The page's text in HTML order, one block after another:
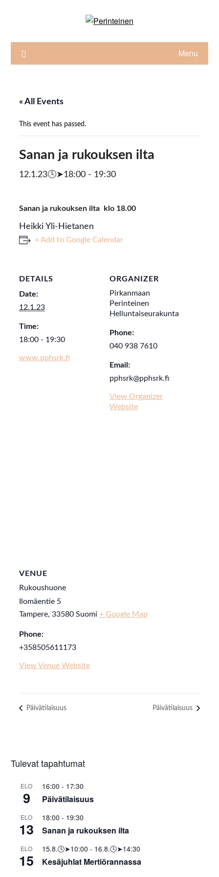
Menu
« All Events
This event has passed.
Sanan ja rukouksen ilta
12.1.23🕓➤18:00- 19:30
Sanan ja rukouksen ilta klo 18.00
Heikki Yli-Hietanen
+ Add to Google Calendar
DETAILS
Date:
12.1.23
Time:
18:00 - 19:30
www.pphsrk.fi
ORGANIZER
Pirkanmaan
Perinteinen
Helluntaiseurakunta
Phone:
040 938 7610
Email:
pphsrk@pphsrk.fi
View Organizer
Website
VENUE
Rukoushuone
Ilomäentie 5
Tampere, 33580 Suomi + Google Map
Phone:
+358505611173
View Venue Website
Päivätilaisuus Päivätilaisuus
Tulevat tapahtumat
ELO
9
16:00 - 17:30
Päivätilaisuus
ELO
13
18:00 - 19:30
Sanan ja rukouksen ilta
ELO
15
15.8.🕓➤10:00 - 16.8.🕓➤14:30
Kesäjuhlat Mertiörannassa